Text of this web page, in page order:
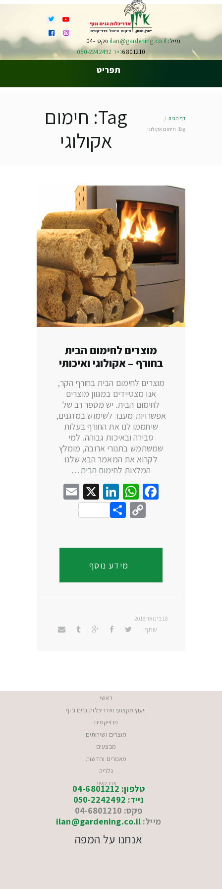
מייל:ilan@gardening.co.il
פקס 04-
6801210נייד 050-2242492
תפריט
Tag: חימום
אקולוגי
דף הבית
Tag: חימום אקולוגי
מוצרים לחימום הבית
בחורף – אקולוגי ואיכותי
מוצרים לחימום הבית בחורף הקר,
אנו מצטיידים במגוון מוצרים
לחימום הבית. יש מספר רב של
אפשרויות מעבר לשימוש במזגנים,
שיחממו לנו את החורף בעלות
סבירה ובאיכות גבוהה. למי
שמשתמש בתנורי ארובה, מומלץ
לקרוא את המאמר הבא שלנו
המלצות לחימום הבית…
Facebook
WhatsApp
LinkedIn
X
Copy
Share
מידע נוסף
18 בינואר 2018
שתף:
ראשי
ייעוץ מקצועי ואדריכלות גנים ונוף
פרוייקטים
מוצרים ושירותים
מבצעים
מאמרים וחדשות
גלריה
צרו קשר
טלפון: 04-6801212
נייד: 050-2242492
פקס: 04-6801210
מייל: ilan@gardening.co.il
אנחנו על המפה